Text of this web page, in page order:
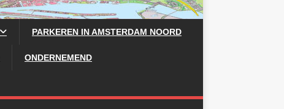
PARKEREN IN AMSTERDAM NOORD
ONDERNEMEND